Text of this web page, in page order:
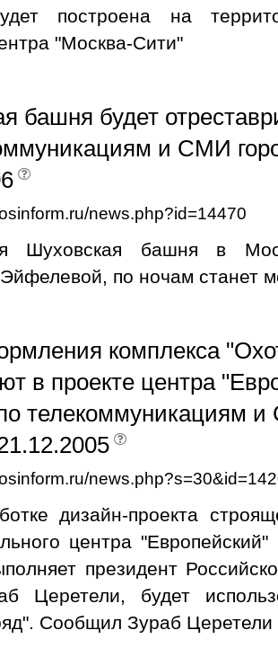
построена на
"Москва-Сити"
башня будет
и СМИ
news.php?id=14470
Шуховская башня в
по ночам станет
комплекса
в проекте центра
телекоммуникациям
дизайн-проекта
центра
президент
Церетели, будет
Сообщил Зураб Церетели